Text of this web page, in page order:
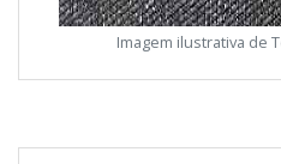
Imagem ilustrativa de